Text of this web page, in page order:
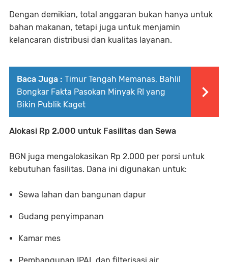
Dengan demikian, total anggaran bukan hanya untuk
bahan makanan, tetapi juga untuk menjamin
kelancaran distribusi dan kualitas layanan.
Baca Juga : Timur Tengah Memanas, Bahlil
Bongkar Fakta Pasokan Minyak RI yang
Bikin Publik Kaget
Alokasi Rp 2.000 untuk Fasilitas dan Sewa
BGN juga mengalokasikan Rp 2.000 per porsi untuk
kebutuhan fasilitas. Dana ini digunakan untuk:
Sewa lahan dan bangunan dapur
Gudang penyimpanan
Kamar mes